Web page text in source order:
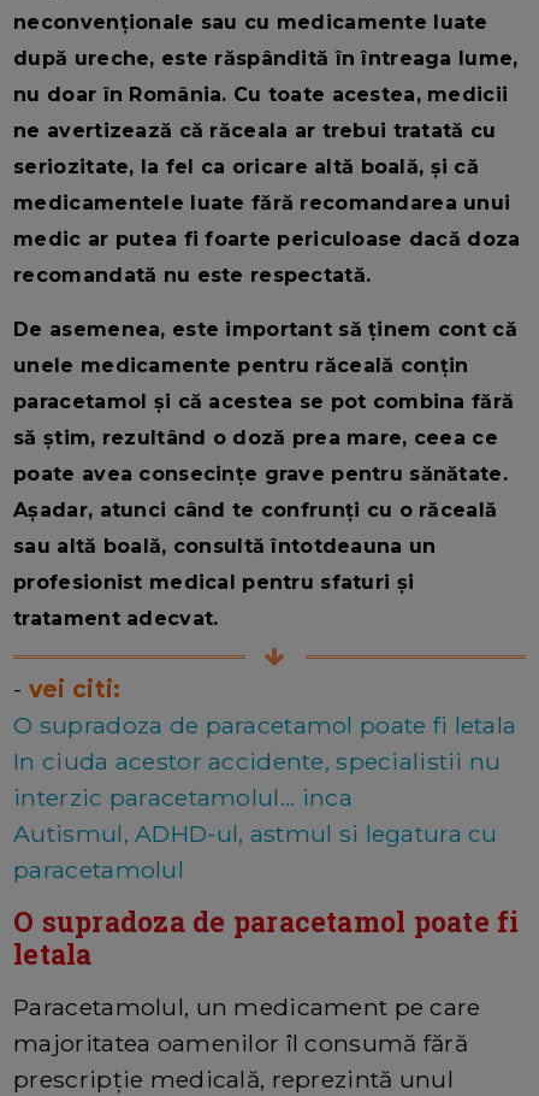
neconvenționale sau cu medicamente luate
după ureche, este răspândită în întreaga lume,
nu doar în România. Cu toate acestea, medicii
ne avertizează că răceala ar trebui tratată cu
seriozitate, la fel ca oricare altă boală, și că
medicamentele luate fără recomandarea unui
medic ar putea fi foarte periculoase dacă doza
recomandată nu este respectată.
De asemenea, este important să ținem cont că
unele medicamente pentru răceală conțin
paracetamol și că acestea se pot combina fără
să știm, rezultând o doză prea mare, ceea ce
poate avea consecințe grave pentru sănătate.
Așadar, atunci când te confrunți cu o răceală
sau altă boală, consultă întotdeauna un
profesionist medical pentru sfaturi și
tratament adecvat.
- vei citi:
O supradoza de paracetamol poate fi letala
In ciuda acestor accidente, specialistii nu
interzic paracetamolul... inca
Autismul, ADHD-ul, astmul si legatura cu
paracetamolul
O supradoza de paracetamol poate fi
letala
Paracetamolul, un medicament pe care
majoritatea oamenilor îl consumă fără
prescripție medicală, reprezintă unul